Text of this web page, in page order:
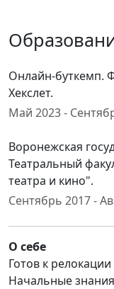
Онлайн-буткемп.
Хекслет.
Май 2023 -
Воронежская
Театральный
театра и кино".
Сентябрь 2017 -
О себе
Готов к релокации
Начальные